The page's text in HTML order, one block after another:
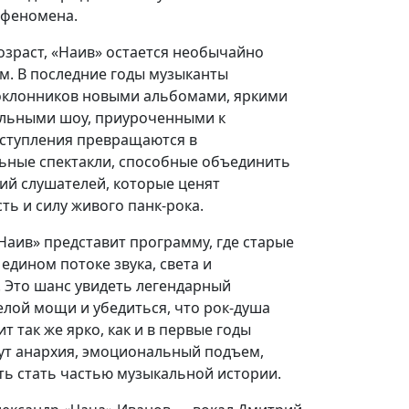
«Наив» остается необычайно
В последние годы музыканты
новыми альбомами, яркими
шоу, приуроченными к
превращаются в
спектакли, способные объединить
слушателей, которые ценят
и силу живого панк-рока.
представит программу, где старые
потоке звука, света и
шанс увидеть легендарный
мощи и убедиться, что рок-душа
так же ярко, как и в первые годы
анархия, эмоциональный подъем,
стать частью музыкальной истории.